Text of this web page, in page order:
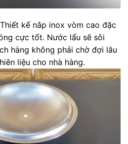
Thiết kế nắp inox vòm cao đặc
cực tốt. Nước lẩu sẽ sôi
hàng không phải chờ đợi lâu
liệu cho nhà hàng.